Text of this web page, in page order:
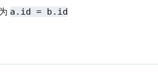
a.id = b.id